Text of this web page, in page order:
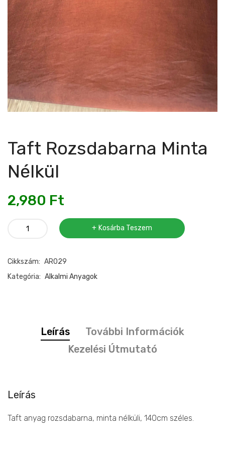
Taft Rozsdabarna Minta
Nélkül
2,980 Ft
nélkül
mennyiség
Kosárba Teszem
Cikkszám: AR029
Kategória: Alkalmi Anyagok
Leírás
További Információk
Kezelési Útmutató
Leírás
Taft anyag rozsdabarna, minta nélküli, 140cm széles.